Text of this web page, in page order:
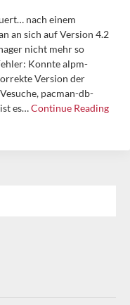
nach einem
an sich auf Version 4.2
nicht mehr so
Konnte alpm-
Version der
pacman-db-
es…Continue Reading